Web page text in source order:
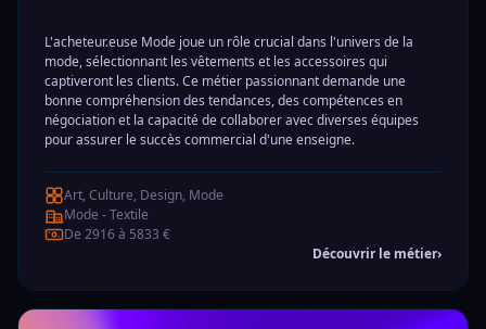
L'acheteur.euse Mode joue un rôle crucial dans l'univers de la
mode, sélectionnant les vêtements et les accessoires qui
captiveront les clients. Ce métier passionnant demande une
bonne compréhension des tendances, des compétences en
négociation et la capacité de collaborer avec diverses équipes
pour assurer le succès commercial d'une enseigne.
Art, Culture, Design, Mode
Mode - Textile
De 2916 à 5833 €
Découvrir le métier›